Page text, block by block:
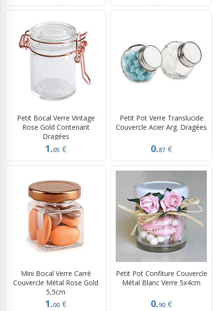
Petit Bocal Verre Vintage
Rose Gold Contenant
Dragées
1.05 €
Petit Pot Verre Translucide
Couvercle Acier Arg. Dragées
0.87 €
Mini Bocal Verre Carré
Couvercle Métal Rose Gold
5,5cm
1.00 €
Petit Pot Confiture Couvercle
Métal Blanc Verre 5x4cm
0.90 €